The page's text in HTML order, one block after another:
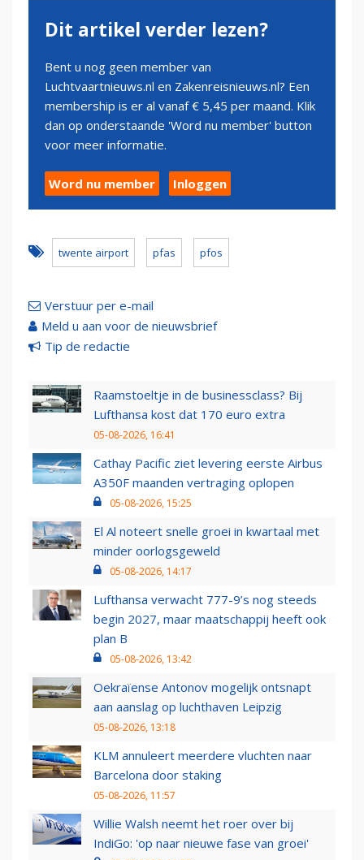
Dit artikel verder lezen?
Bent u nog geen member van
Luchtvaartnieuws.nl en Zakenreisnieuws.nl? Een
membership is er al vanaf € 5,45 per maand. Klik
dan op onderstaande 'Word nu member' button
voor meer informatie.
Word nu member Inloggen
twente airport pfas pfos
Verstuur per e-mail
Meld u aan voor de nieuwsbrief
Tip de redactie
Raamstoeltje in de businessclass? Bij
Lufthansa kost dat 170 euro extra
05-08-2026, 16:41
Cathay Pacific ziet levering eerste Airbus
A350F maanden vertraging oplopen
05-08-2026, 15:25
El Al noteert snelle groei in kwartaal met
minder oorlogsgeweld
05-08-2026, 14:17
Lufthansa verwacht 777-9’s nog steeds
begin 2027, maar maatschappij heeft ook
plan B
05-08-2026, 13:42
Oekraïense Antonov mogelijk ontsnapt
aan aanslag op luchthaven Leipzig
05-08-2026, 13:18
KLM annuleert meerdere vluchten naar
Barcelona door staking
05-08-2026, 11:57
Willie Walsh neemt het roer over bij
IndiGo: 'op naar nieuwe fase van groei'